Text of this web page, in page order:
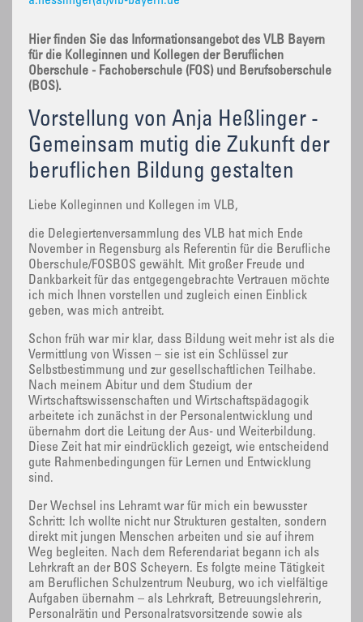
Hier finden Sie das Informationsangebot des VLB Bayern
für die Kolleginnen und Kollegen der Beruflichen
Oberschule - Fachoberschule (FOS) und Berufsoberschule
(BOS).
Vorstellung von Anja Heßlinger -
Gemeinsam mutig die Zukunft der
beruflichen Bildung gestalten
Liebe Kolleginnen und Kollegen im VLB,
die Delegiertenversammlung des VLB hat mich Ende
November in Regensburg als Referentin für die Berufliche
Oberschule/FOSBOS gewählt. Mit großer Freude und
Dankbarkeit für das entgegengebrachte Vertrauen möchte
ich mich Ihnen vorstellen und zugleich einen Einblick
geben, was mich antreibt.
Schon früh war mir klar, dass Bildung weit mehr ist als die
Vermittlung von Wissen – sie ist ein Schlüssel zur
Selbstbestimmung und zur gesellschaftlichen Teilhabe.
Nach meinem Abitur und dem Studium der
Wirtschaftswissenschaften und Wirtschaftspädagogik
arbeitete ich zunächst in der Personalentwicklung und
übernahm dort die Leitung der Aus- und Weiterbildung.
Diese Zeit hat mir eindrücklich gezeigt, wie entscheidend
gute Rahmenbedingungen für Lernen und Entwicklung
sind.
Der Wechsel ins Lehramt war für mich ein bewusster
Schritt: Ich wollte nicht nur Strukturen gestalten, sondern
direkt mit jungen Menschen arbeiten und sie auf ihrem
Weg begleiten. Nach dem Referendariat begann ich als
Lehrkraft an der BOS Scheyern. Es folgte meine Tätigkeit
am Beruflichen Schulzentrum Neuburg, wo ich vielfältige
Aufgaben übernahm – als Lehrkraft, Betreuungslehrerin,
Personalrätin und Personalratsvorsitzende sowie als